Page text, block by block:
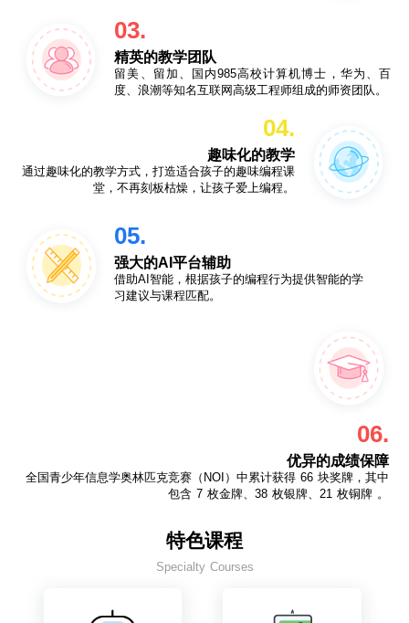
03.
精英的教学团队
留美、留加、国内985高校计算机博士，华为、百
度、浪潮等知名互联网高级工程师组成的师资团队。
04.
趣味化的教学
通过趣味化的教学方式，打造适合孩子的趣味编程课
堂，不再刻板枯燥，让孩子爱上编程。
05.
强大的AI平台辅助
借助AI智能，根据孩子的编程行为提供智能的学
习建议与课程匹配。
06.
优异的成绩保障
全国青少年信息学奥林匹克竞赛（NOI）中累计获得 66 块奖牌，其中
包含 7 枚金牌、38 枚银牌、21 枚铜牌 。
特色课程
Specialty Courses